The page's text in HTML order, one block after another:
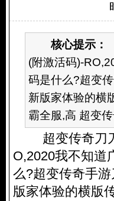
核心提示：
(附激活码)-
码是什么?超变
新版家体验的横
霸全服,高 超变
超变传奇刀刀
O,2020我不知道
么?超变传奇手
版家体验的横版